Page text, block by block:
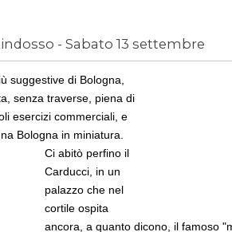
- Sabato 13 settembre
suggestive di Bologna,
senza traverse, piena di
esercizi commerciali, e
Bologna in miniatura.
Ci abitò perfino il
Carducci, in un
palazzo che nel
cortile ospita
ancora, a quanto dicono, il famoso